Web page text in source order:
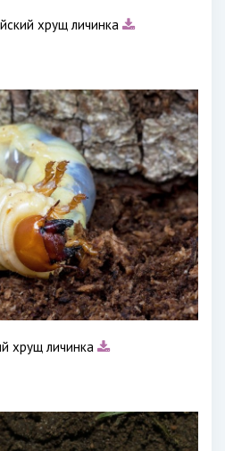
хрущ личинка
хрущ личинка